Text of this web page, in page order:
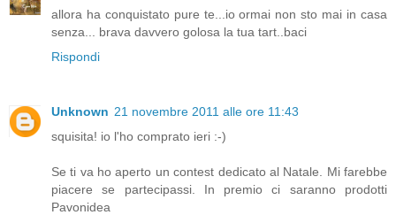
allora ha conquistato pure te...io ormai non sto mai in casa
senza... brava davvero golosa la tua tart..baci
Rispondi
Unknown 21 novembre 2011 alle ore 11:43
squisita! io l'ho comprato ieri :-)
Se ti va ho aperto un contest dedicato al Natale. Mi farebbe
piacere se partecipassi. In premio ci saranno prodotti
Pavonidea